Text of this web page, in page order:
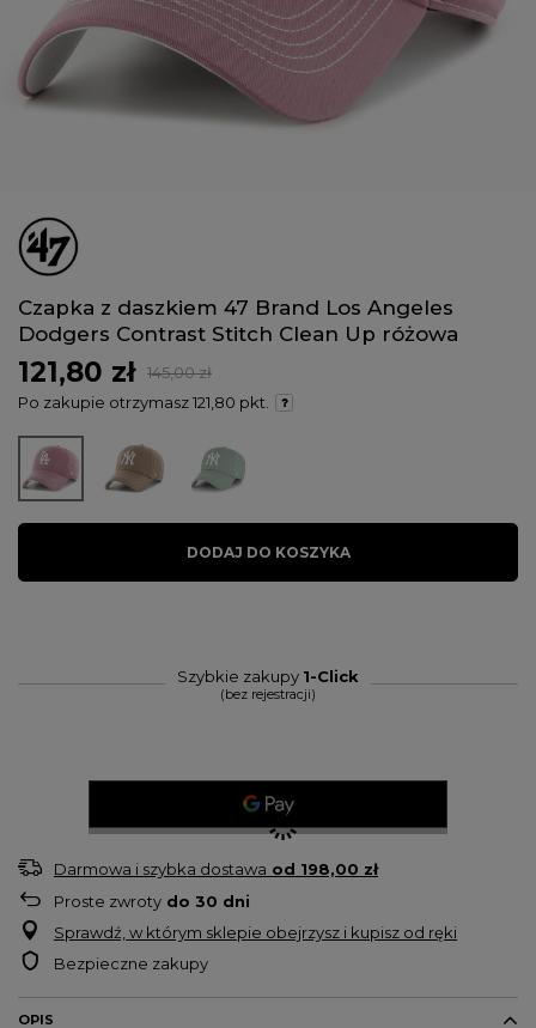
Czapka z daszkiem 47 Brand Los Angeles
Dodgers Contrast Stitch Clean Up różowa
121,80 zł
145,00 zł
Po zakupie otrzymasz121,80 pkt.
DODAJ DO KOSZYKA
Szybkie zakupy 1-Click
(bez rejestracji)
Darmowa i szybka dostawa od 198,00 zł
Proste zwroty do 30 dni
Sprawdź, w którym sklepie obejrzysz i kupisz od ręki
Bezpieczne zakupy
OPIS